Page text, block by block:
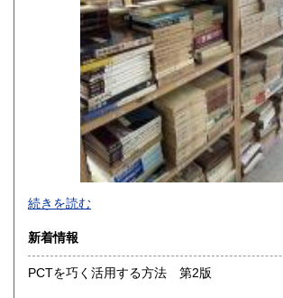
1,500円
-
沿線名：-
最寄駅：-
営業時間：-
定休日：-
続きを読む
新着情報
PCTを巧く活用する方法 第2版